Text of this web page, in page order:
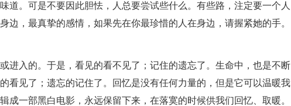
道。可是不要因此胆怯，人总要尝试些什么。有些路，注定要一个人
边，最真挚的感情，如果先在你最珍惜的人在身边，请握紧她的手。
进入的。于是，看见的看不见了；记住的遗忘了。生命中，也是不断
看见了；遗忘的记住了。回忆是没有任何力量的，但是它可以温暖我
成一部黑白电影，永远保留下来，在落寞的时候供我们回忆、取暖。